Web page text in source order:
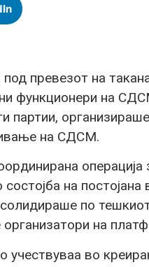
превезот на
функционери на
на СДСМ.
на постојана
по тешкиот
на
учествуваа во